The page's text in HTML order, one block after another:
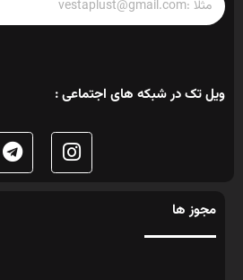
ویل تک در شبکه های اجتماعی :
مجوز ها